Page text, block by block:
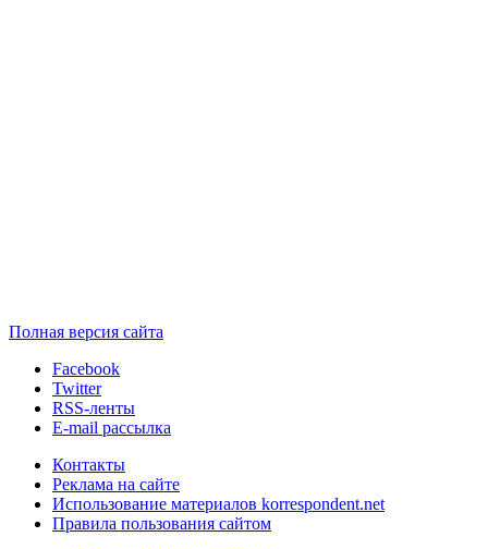
Полная версия сайта
Facebook
Twitter
RSS-ленты
E-mail рассылка
Контакты
Реклама на сайте
Использование материалов korrespondent.net
Правила пользования сайтом